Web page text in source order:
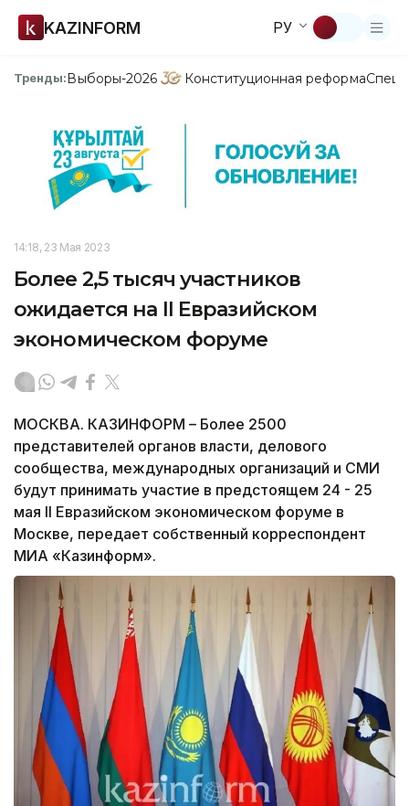
KAZINFORM РУ
Тренды:Выборы-2026 Конституционная реформа
14:18, 23 Мая 2023
Более 2,5 тысяч участников
ожидается на II Евразийском
экономическом форуме
МОСКВА. КАЗИНФОРМ – Более 2500
представителей органов власти, делового
сообщества, международных организаций и СМИ
будут принимать участие в предстоящем 24 - 25
мая II Евразийском экономическом форуме в
Москве, передает собственный корреспондент
МИА «Казинформ».